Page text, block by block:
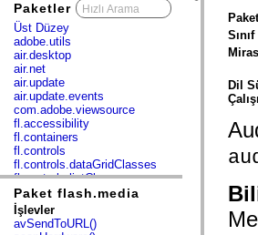
Paketler
Üst Düzey
adobe.utils
air.desktop
air.net
air.update
air.update.events
com.adobe.viewsource
fl.accessibility
fl.containers
fl.controls
fl.controls.dataGridClasses
fl.controls.listClasses
fl.controls.progressBarClasses
fl.core
fl.data
Paket flash.media
İşlevler
avSendToURL()
Paket
Sınıf
Dil